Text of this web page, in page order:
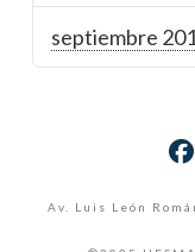
septiembre
Av. Luis León